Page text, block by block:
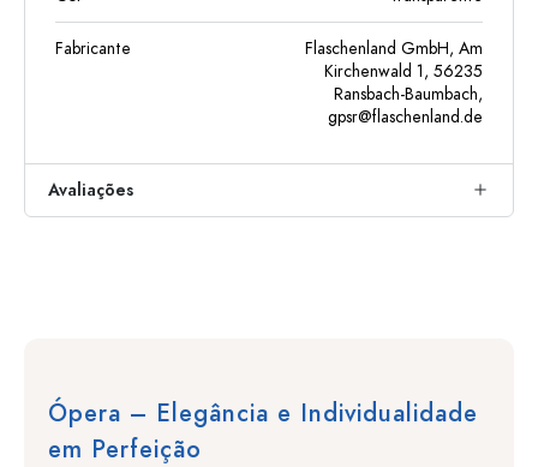
Fabricante
Flaschenland GmbH, Am
Kirchenwald 1, 56235
Ransbach-Baumbach,
gpsr@flaschenland.de
Avaliações
Ópera – Elegância e Individualidade
em Perfeição